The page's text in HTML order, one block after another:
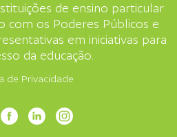
de ensino particular
com os Poderes Públicos e
em iniciativas para
da educação.
de Privacidade